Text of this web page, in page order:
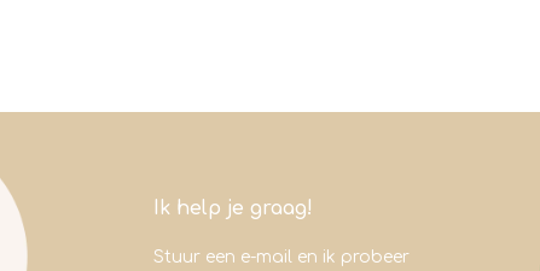
Ik help je graag!
Stuur een e-mail en ik probeer